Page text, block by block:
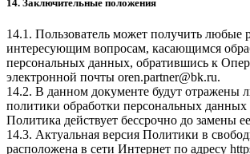
14. Заключительные положения
14.1. Пользователь может получить любые
интересующим вопросам, касающимся
персональных данных, обратившись к
электронной почты oren.partner@bk.ru.
14.2. В данном документе будут отражены
политики обработки персональных
Политика действует бессрочно до замены
14.3. Актуальная версия Политики в
расположена в сети Интернет по адресу